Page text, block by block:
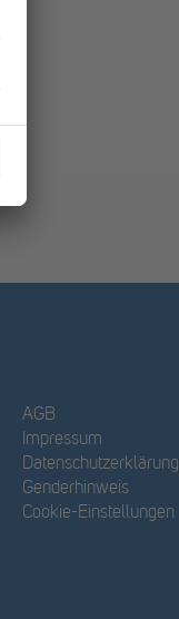
AGB
Impressum
Datenschutzerklärung
Genderhinweis
Cookie-Einstellungen